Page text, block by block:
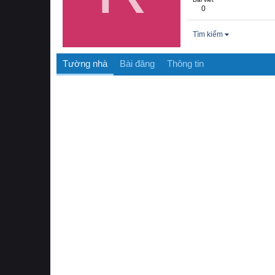
0
Tìm kiếm
Tường nhà Bài đăng Thông tin